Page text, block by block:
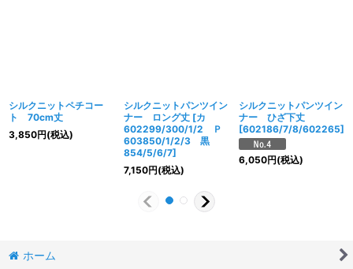
シルクニットペチコー
ト 70cm丈
3,850円(税込)
シルクニットパンツイン
ナー ロング丈 [カ
602299/300/1/2 Ｐ
603850/1/2/3 黒
854/5/6/7]
7,150円(税込)
シルクニットパンツイン
ナー ひざ下丈
[602186/7/8/602265]
6,050円(税込)
ホーム